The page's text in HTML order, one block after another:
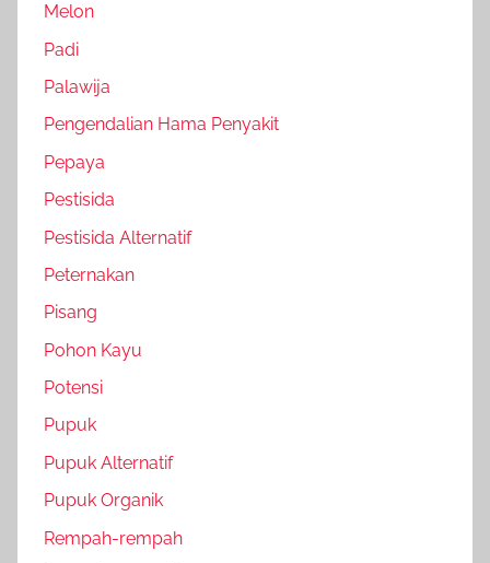
Melon
Padi
Palawija
Pengendalian Hama Penyakit
Pepaya
Pestisida
Pestisida Alternatif
Peternakan
Pisang
Pohon Kayu
Potensi
Pupuk
Pupuk Alternatif
Pupuk Organik
Rempah-rempah